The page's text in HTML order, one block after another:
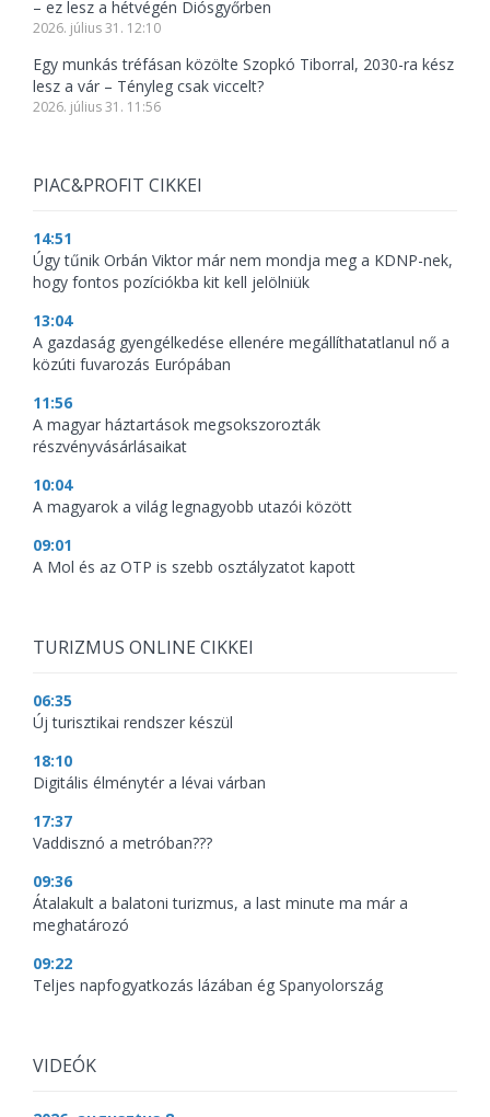
– ez lesz a hétvégén Diósgyőrben
2026. július 31. 12:10
Egy munkás tréfásan közölte Szopkó Tiborral, 2030-ra kész
lesz a vár – Tényleg csak viccelt?
2026. július 31. 11:56
PIAC&PROFIT CIKKEI
14:51
Úgy tűnik Orbán Viktor már nem mondja meg a KDNP-nek,
hogy fontos pozíciókba kit kell jelölniük
13:04
A gazdaság gyengélkedése ellenére megállíthatatlanul nő a
közúti fuvarozás Európában
11:56
A magyar háztartások megsokszorozták
részvényvásárlásaikat
10:04
A magyarok a világ legnagyobb utazói között
09:01
A Mol és az OTP is szebb osztályzatot kapott
TURIZMUS ONLINE CIKKEI
06:35
Új turisztikai rendszer készül
18:10
Digitális élménytér a lévai várban
17:37
Vaddisznó a metróban???
09:36
Átalakult a balatoni turizmus, a last minute ma már a
meghatározó
09:22
Teljes napfogyatkozás lázában ég Spanyolország
VIDEÓK